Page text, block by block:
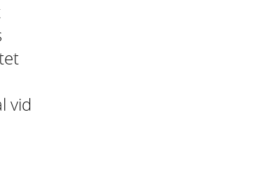
vid